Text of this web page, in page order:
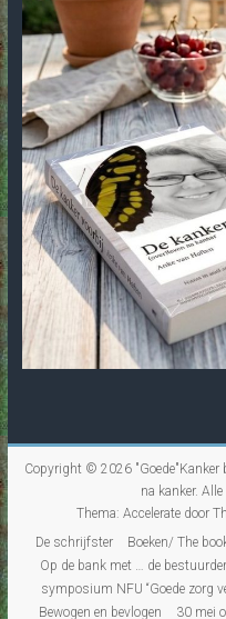
Copyright © 2026 "Goede"Kanker
na kanker. Alle
Thema:Accelerate door
De schrijfster
Boeken/ The
Op de bank met … de
symposium NFU “Goede zorg
Bewogen en bevlogen
30 mei